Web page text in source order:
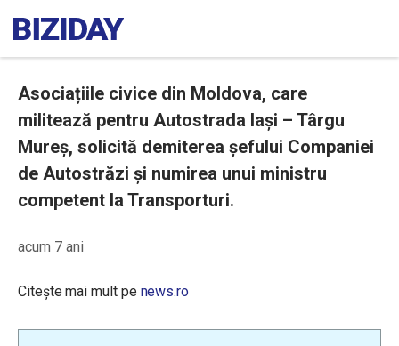
Asociațiile civice din Moldova, care
militează pentru Autostrada Iaşi – Târgu
Mureş, solicită demiterea şefului Companiei
de Autostrăzi și numirea unui ministru
competent la Transporturi.
acum 7 ani
Citește mai mult pe news.ro